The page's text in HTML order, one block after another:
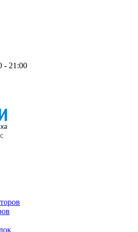
21:00